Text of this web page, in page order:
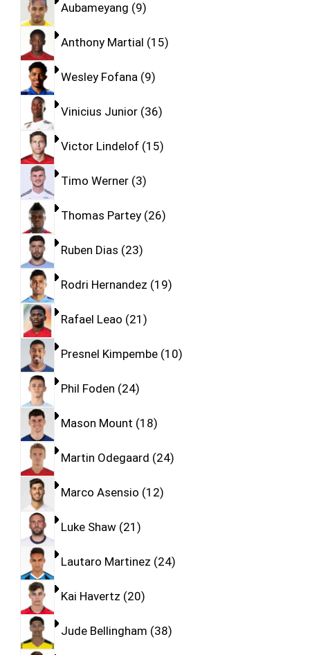
Aubameyang 9
Anthony Martial 15
Wesley Fofana 9
Vinicius Junior 36
Victor Lindelof 15
Timo Werner 3
Thomas Partey 26
Ruben Dias 23
Rodri Hernandez 19
Rafael Leao 21
Presnel Kimpembe 10
Phil Foden 24
Mason Mount 18
Martin Odegaard 24
Marco Asensio 12
Luke Shaw 21
Lautaro Martinez 24
Kai Havertz 20
Jude Bellingham 38